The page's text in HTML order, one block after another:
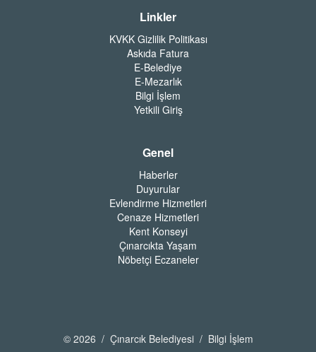
Linkler
KVKK Gizlilik Politikası
Askıda Fatura
E-Belediye
E-Mezarlık
Bilgi İşlem
Yetkili Giriş
Genel
Haberler
Duyurular
Evlendirme Hizmetleri
Cenaze Hizmetleri
Kent Konseyi
Çınarcıkta Yaşam
Nöbetçi Eczaneler
© 2026 / Çınarcık Belediyesi / Bilgi İşlem